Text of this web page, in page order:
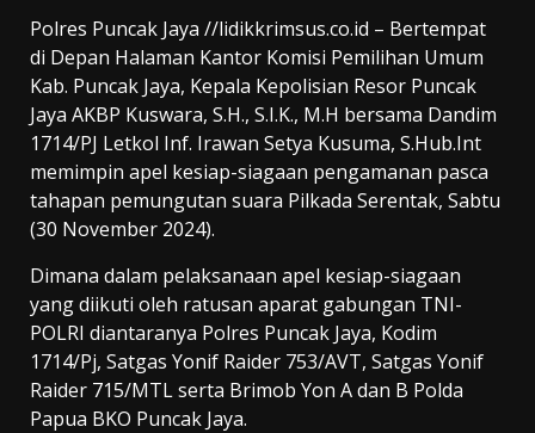
Polres Puncak Jaya //lidikkrimsus.co.id – Bertempat
di Depan Halaman Kantor Komisi Pemilihan Umum
Kab. Puncak Jaya, Kepala Kepolisian Resor Puncak
Jaya AKBP Kuswara, S.H., S.I.K., M.H bersama Dandim
1714/PJ Letkol Inf. Irawan Setya Kusuma, S.Hub.Int
memimpin apel kesiap-siagaan pengamanan pasca
tahapan pemungutan suara Pilkada Serentak, Sabtu
(30 November 2024).
Dimana dalam pelaksanaan apel kesiap-siagaan
yang diikuti oleh ratusan aparat gabungan TNI-
POLRI diantaranya Polres Puncak Jaya, Kodim
1714/Pj, Satgas Yonif Raider 753/AVT, Satgas Yonif
Raider 715/MTL serta Brimob Yon A dan B Polda
Papua BKO Puncak Jaya.